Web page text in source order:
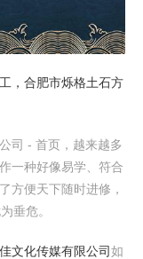
，合肥市烁格土石方
司 - 首页，越来越多
一种好像易学、符合
方便天下随时进修，
垂危。
文化传媒有限公司如